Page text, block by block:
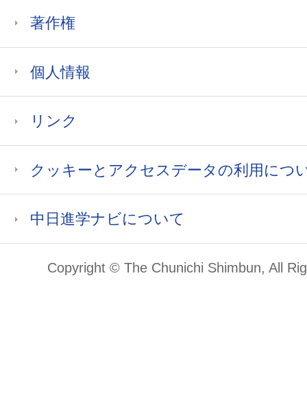
著作権
個人情報
リンク
クッキーとアクセスデータの利用につ
中日進学ナビについて
Copyright © The Chunichi Shimbun, All